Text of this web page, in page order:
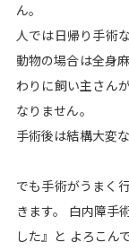
ん。
人では日帰り手術
動物の場合は全身
わりに飼い主さん
なりません。
手術後は結構大変
でも手術がうまく
きます。 白内障手
した』と よろこん